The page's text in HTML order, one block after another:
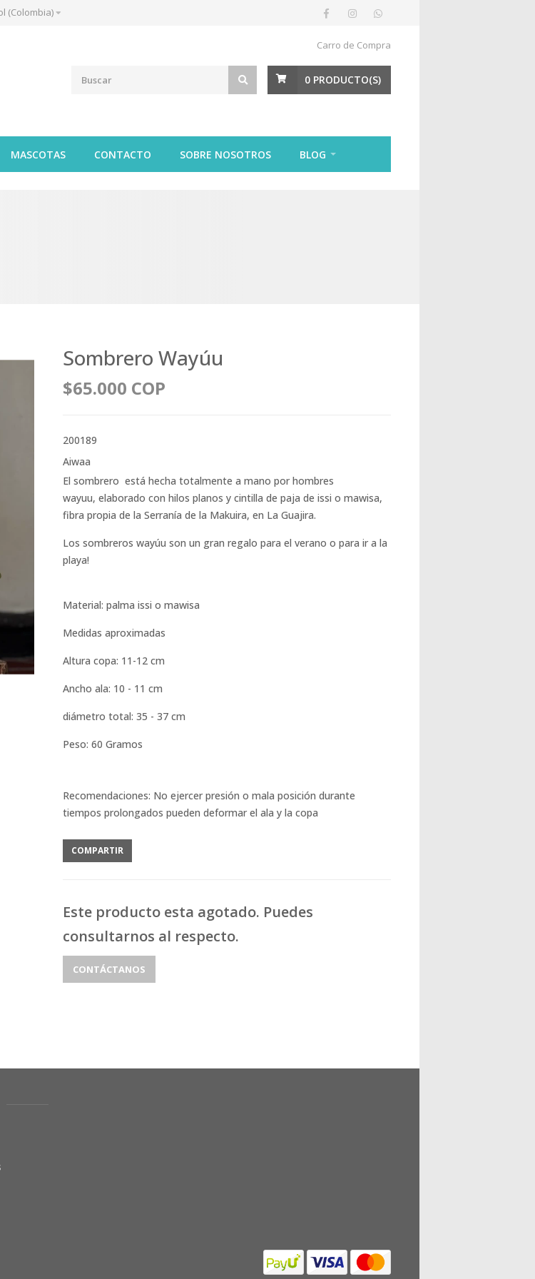
(Colombia)
Carro de Compra
0 PRODUCTO(S)
MASCOTAS CONTACTO SOBRE NOSOTROS BLOG
Sombrero Wayúu
$65.000 COP
200189
Aiwaa
El sombrero está hecha totalmente a mano por hombres
wayuu, elaborado con hilos planos y cintilla de paja de issi o mawisa,
fibra propia de la Serranía de la Makuira, en La Guajira.
Los sombreros wayúu son un gran regalo para el verano o para ir a la
playa!
Material: palma issi o mawisa
Medidas aproximadas
Altura copa: 11-12 cm
Ancho ala: 10 - 11 cm
diámetro total: 35 - 37 cm
Peso: 60 Gramos
Recomendaciones: No ejercer presión o mala posición durante
tiempos prolongados pueden deformar el ala y la copa
COMPARTIR
Este producto esta agotado. Puedes
consultarnos al respecto.
CONTÁCTANOS